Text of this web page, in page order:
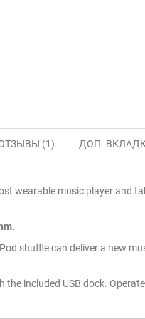
(1) ДОП.
wearable music player and
shuffle can deliver a new
the included USB dock.